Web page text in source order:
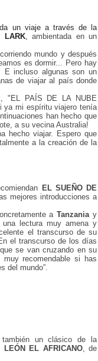
un viaje a través de la
LARK, ambientada en un
mundo y después
es dormir... Pero hay
E incluso algunas son un
de viajar al país donde
"EL PAÍS DE LA NUBE
ya mi espíritu viajero tenía
han hecho que
a su vecina Australia!
hecho viajar. Espero que
a la creación de la
EL SUEÑO DE
mejores introducciones a
aTanzaniay
lectura muy amena y
el transcurso de su
el transcurso de los días
se van cruzando en su
recomendable si has
del mundo”.
un clásico de la
LEÓN EL AFRICANO, de